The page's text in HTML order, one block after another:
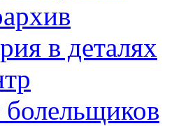
в деталях